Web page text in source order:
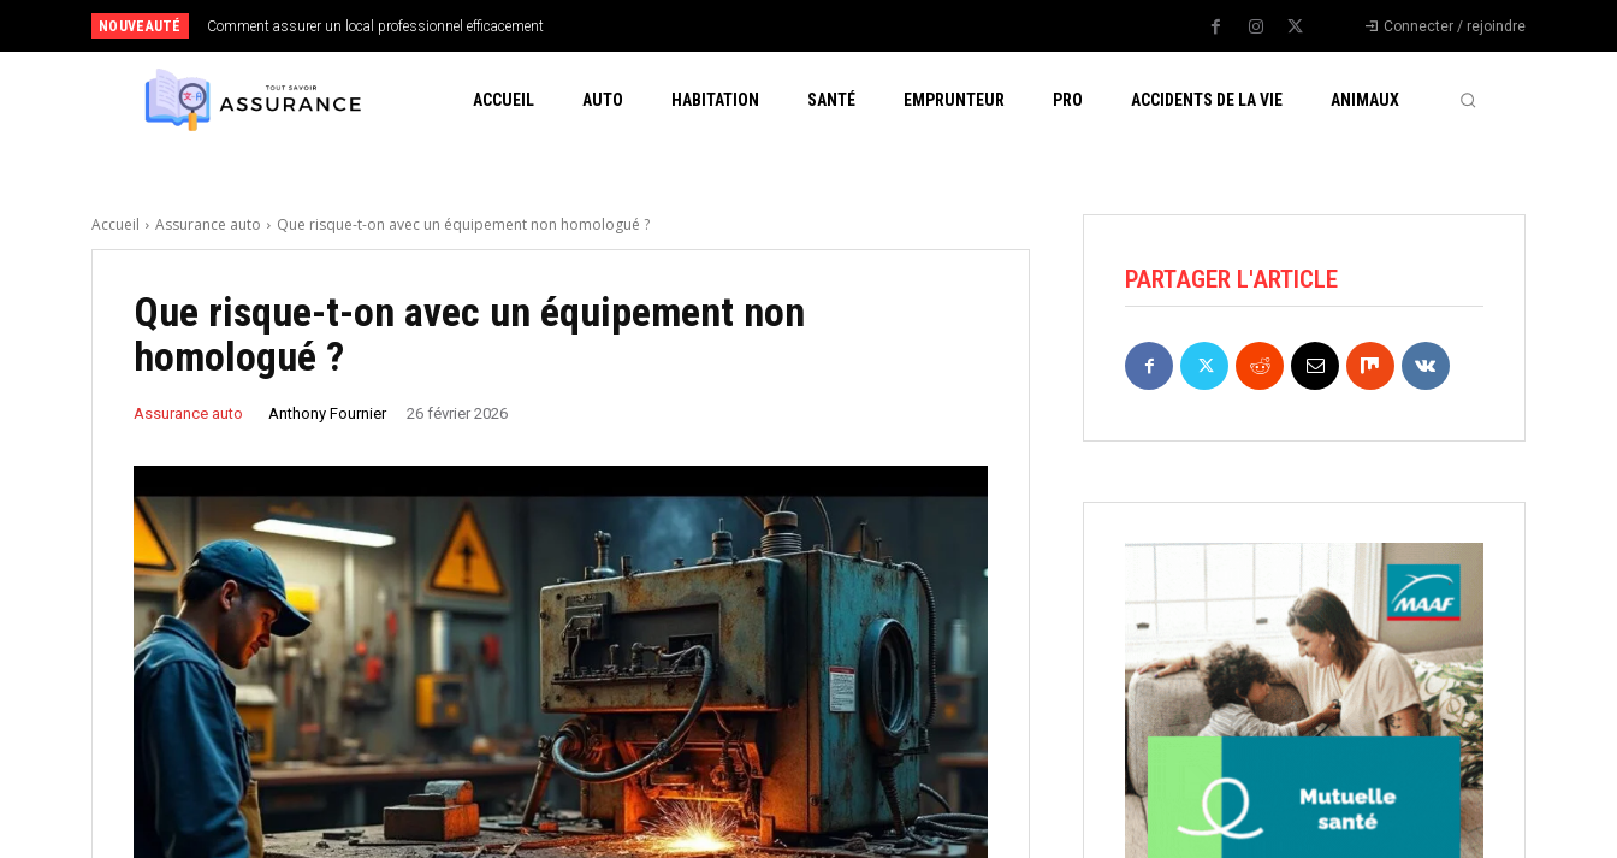
NOUVEAUTÉ Comment assurer un local professionnel efficacement Connecter / rejoindre
ACCUEIL AUTO HABITATION SANTÉ EMPRUNTEUR PRO ACCIDENTS DE LA VIE ANIMAUX
Accueil Assurance auto Que risque-t-on avec un équipement non homologué ?
Que risque-t-on avec un équipement non
homologué ?
Assurance auto Anthony Fournier 26 février 2026
PARTAGER L'ARTICLE